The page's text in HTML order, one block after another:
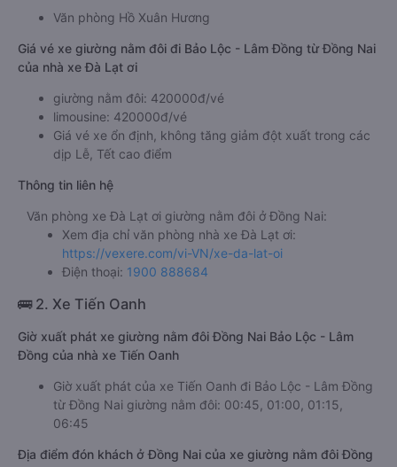
Văn phòng Hồ Xuân Hương
Giá vé xe giường nằm đôi đi Bảo Lộc - Lâm Đồng từ Đồng Nai
của nhà xe Đà Lạt ơi
giường nằm đôi: 420000đ/vé
limousine: 420000đ/vé
Giá vé xe ổn định, không tăng giảm đột xuất trong các
dịp Lễ, Tết cao điểm
Thông tin liên hệ
Văn phòng xe Đà Lạt ơi giường nằm đôi ở Đồng Nai:
Xem địa chỉ văn phòng nhà xe Đà Lạt ơi:
https://vexere.com/vi-VN/xe-da-lat-oi
Điện thoại: 1900 888684
🚌 2. Xe Tiến Oanh
Giờ xuất phát xe giường nằm đôi Đồng Nai Bảo Lộc - Lâm
Đồng của nhà xe Tiến Oanh
Giờ xuất phát của xe Tiến Oanh đi Bảo Lộc - Lâm Đồng
từ Đồng Nai giường nằm đôi: 00:45, 01:00, 01:15,
06:45
Địa điểm đón khách ở Đồng Nai của xe giường nằm đôi Đồng